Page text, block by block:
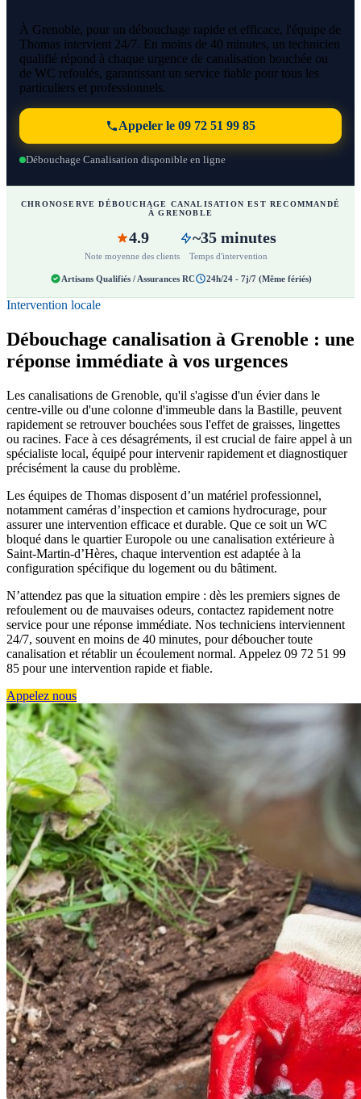
À Grenoble, pour un débouchage rapide et efficace, l'équipe de
Thomas intervient 24/7. En moins de 40 minutes, un technicien
qualifié répond à chaque urgence de canalisation bouchée ou
de WC refoulés, garantissant un service fiable pour tous les
particuliers et professionnels.
Appeler le 09 72 51 99 85
Débouchage Canalisation disponible en ligne
CHRONOSERVE DÉBOUCHAGE CANALISATION EST RECOMMANDÉ
À GRENOBLE
4.9
Note moyenne des clients
~35 minutes
Temps d'intervention
Artisans Qualifiés / Assurances RC 24h/24 - 7j/7 (Même fériés)
Intervention locale
Débouchage canalisation à Grenoble : une
réponse immédiate à vos urgences
Les canalisations de Grenoble, qu'il s'agisse d'un évier dans le
centre-ville ou d'une colonne d'immeuble dans la Bastille, peuvent
rapidement se retrouver bouchées sous l'effet de graisses, lingettes
ou racines. Face à ces désagréments, il est crucial de faire appel à un
spécialiste local, équipé pour intervenir rapidement et diagnostiquer
précisément la cause du problème.
Les équipes de Thomas disposent d’un matériel professionnel,
notamment caméras d’inspection et camions hydrocurage, pour
assurer une intervention efficace et durable. Que ce soit un WC
bloqué dans le quartier Europole ou une canalisation extérieure à
Saint-Martin-d’Hères, chaque intervention est adaptée à la
configuration spécifique du logement ou du bâtiment.
N’attendez pas que la situation empire : dès les premiers signes de
refoulement ou de mauvaises odeurs, contactez rapidement notre
service pour une réponse immédiate. Nos techniciens interviennent
24/7, souvent en moins de 40 minutes, pour déboucher toute
canalisation et rétablir un écoulement normal. Appelez 09 72 51 99
85 pour une intervention rapide et fiable.
Appelez nous